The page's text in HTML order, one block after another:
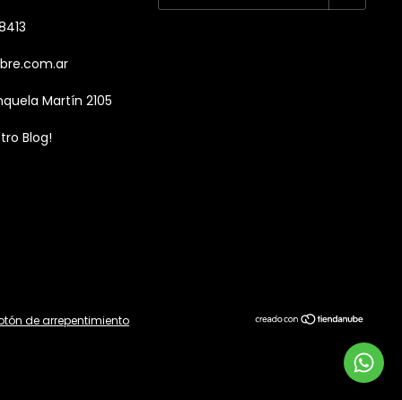
Martín 2105
Blog!
de arrepentimiento